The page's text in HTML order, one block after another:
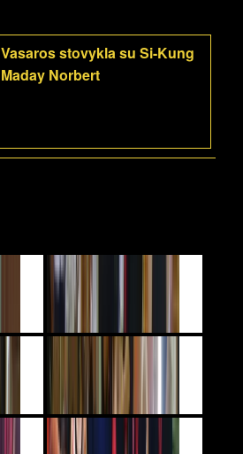
Vasaros stovykla su Si-Kung
Maday Norbert